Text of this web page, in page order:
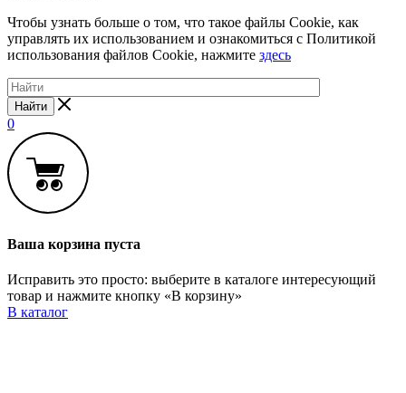
Чтобы узнать больше о том, что такое файлы Cookie, как
управлять их использованием и ознакомиться с Политикой
использования файлов Cookie, нажмите здесь
Найти
0
Ваша корзина пуста
Исправить это просто: выберите в каталоге интересующий
товар и нажмите кнопку «В корзину»
В каталог